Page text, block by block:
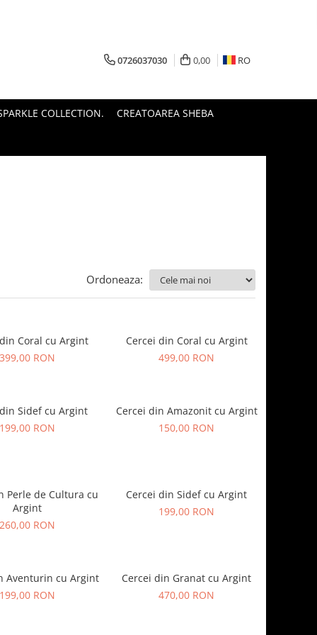
0726037030 0,00 RO
COLLECTION. CREATOAREA SHEBA
Ordoneaza:
Coral cu Argint
399,00 RON
Cercei din Coral cu Argint
499,00 RON
Sidef cu Argint
199,00 RON
Cercei din Amazonit cu Argint
150,00 RON
Perle de Cultura cu
Argint
260,00 RON
Cercei din Sidef cu Argint
199,00 RON
Aventurin cu Argint
199,00 RON
Cercei din Granat cu Argint
470,00 RON